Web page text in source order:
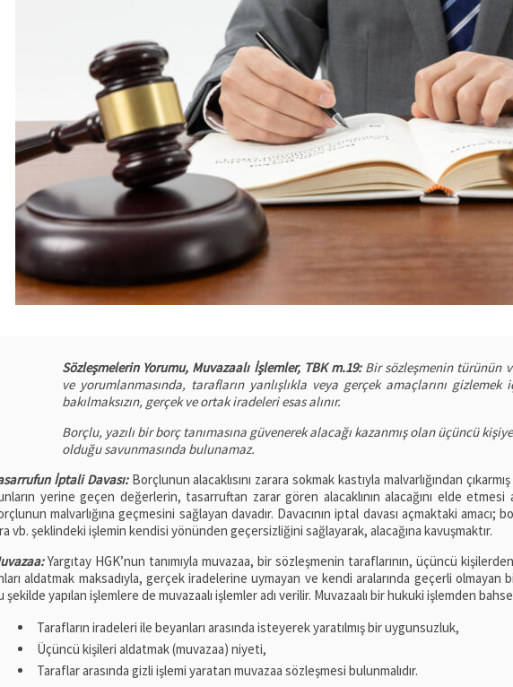
Sözleşmelerin Yorumu, Muvazaalı İşlemler, TBK m.19:Bir sözleşmenin türünün
ve yorumlanmasında, tarafların yanlışlıkla veya gerçek amaçlarını gizlemek
bakılmaksızın, gerçek ve ortak iradeleri esas alınır.
Borçlu, yazılı bir borç tanımasına güvenerek alacağı kazanmış olan üçüncü
olduğu savunmasında bulunamaz.
İptali Davası:Borçlunun alacaklısını zarara sokmak kastıyla malvarlığından
yerine geçen değerlerin, tasarruftan zarar gören alacaklının alacağını elde etmesi
malvarlığına geçmesini sağlayan davadır. Davacının iptal davası açmaktaki amacı;
vb. şeklindeki işlemin kendisi yönünden geçersizliğini sağlayarak, alacağına kavuşmaktır.
Yargıtay HGK’nun tanımıyla muvazaa, bir sözleşmenin taraflarının, üçüncü
aldatmak maksadıyla, gerçek iradelerine uymayan ve kendi aralarında geçerli olmayan
şekilde yapılan işlemlere de muvazaalı işlemler adı verilir. Muvazaalı bir hukuki işlemden
Tarafların iradeleri ile beyanları arasında isteyerek yaratılmış bir uygunsuzluk,
Üçüncü kişileri aldatmak (muvazaa) niyeti,
Taraflar arasında gizli işlemi yaratan muvazaa sözleşmesi bulunmalıdır.